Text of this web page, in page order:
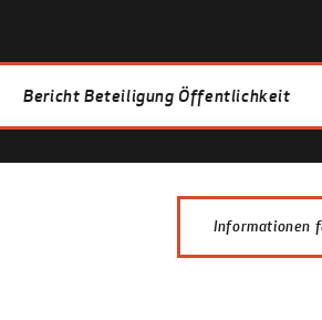
Bericht Beteiligung Öffentlichkeit
Informationen